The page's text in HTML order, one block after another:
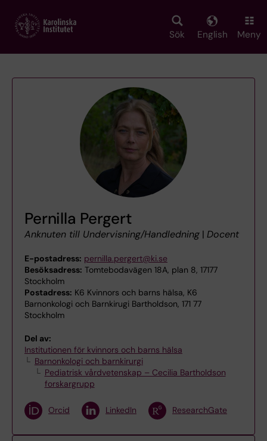
main
Sök English Meny
Pernilla Pergert
Anknuten till Undervisning/Handledning | Docent
E-postadress: pernilla.pergert@ki.se
Besöksadress: Tomtebodavägen 18A, plan 8, 17177
Stockholm
Postadress: K6 Kvinnors och barns hälsa, K6
Barnonkologi och Barnkirugi Bartholdson, 171 77
Stockholm
Del av:
Institutionen för kvinnors och barns hälsa
Barnonkologi och barnkirurgi
Pediatrisk vårdvetenskap – Cecilia Bartholdson
forskargrupp
Orcid LinkedIn ResearchGate